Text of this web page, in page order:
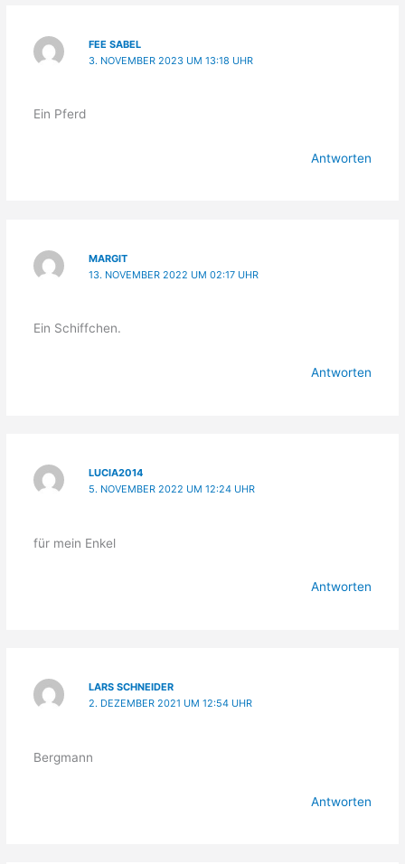
FEE SABEL
3. NOVEMBER 2023 UM 13:18 UHR
Ein Pferd
Antworten
MARGIT
13. NOVEMBER 2022 UM 02:17 UHR
Ein Schiffchen.
Antworten
LUCIA2014
5. NOVEMBER 2022 UM 12:24 UHR
für mein Enkel
Antworten
LARS SCHNEIDER
2. DEZEMBER 2021 UM 12:54 UHR
Bergmann
Antworten